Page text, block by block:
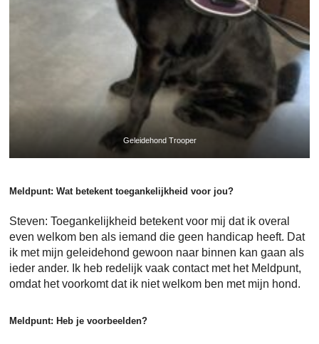
Geleidehond Trooper
Meldpunt: Wat betekent toegankelijkheid voor jou?
Steven: Toegankelijkheid betekent voor mij dat ik overal
even welkom ben als iemand die geen handicap heeft. Dat
ik met mijn geleidehond gewoon naar binnen kan gaan als
ieder ander. Ik heb redelijk vaak contact met het Meldpunt,
omdat het voorkomt dat ik niet welkom ben met mijn hond.
Meldpunt: Heb je voorbeelden?